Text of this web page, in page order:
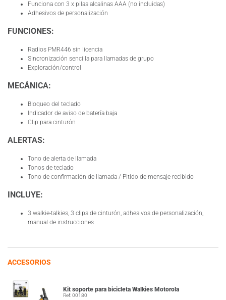
Funciona con 3 x pilas alcalinas AAA (no incluidas)
Adhesivos de personalización
FUNCIONES:
Radios PMR446 sin licencia
Sincronización sencilla para llamadas de grupo
Exploración/control
MECÁNICA:
Bloqueo del teclado
Indicador de aviso de batería baja
Clip para cinturón
ALERTAS:
Tono de alerta de llamada
Tonos de teclado
Tono de confirmación de llamada / Pitido de mensaje recibido
INCLUYE:
3 walkie-talkies, 3 clips de cinturón, adhesivos de personalización,
manual de instrucciones
ACCESORIOS
Kit soporte para bicicleta Walkies Motorola
Ref: 00180